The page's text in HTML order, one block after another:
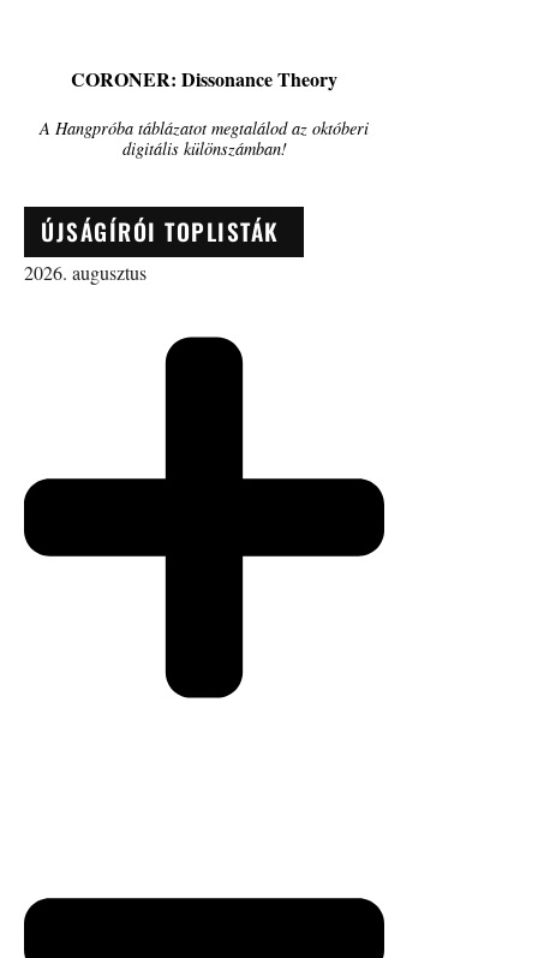
CORONER: Dissonance Theory
A Hangpróba táblázatot megtalálod az októberi
digitális különszámban!
ÚJSÁGÍRÓI TOPLISTÁK
2026. augusztus